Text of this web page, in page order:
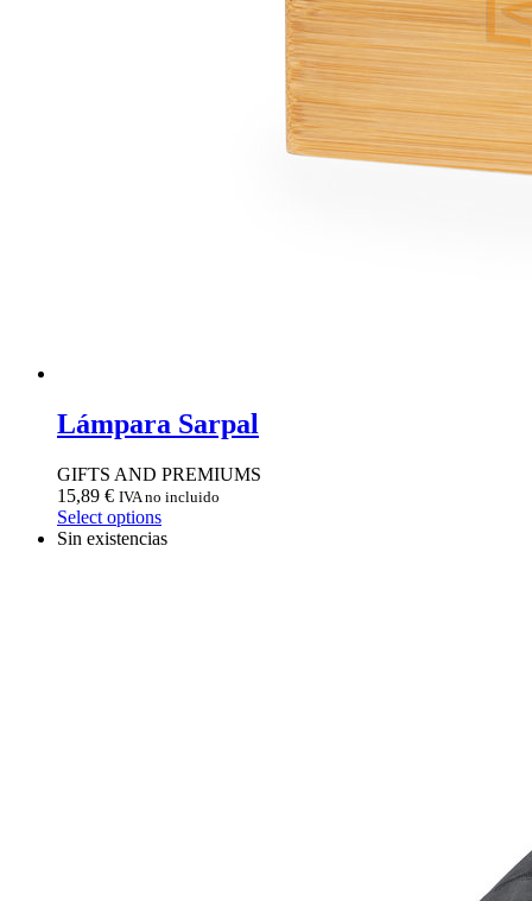
Lámpara Sarpal
GIFTS AND PREMIUMS
15,89 € IVA no incluido
Select options
Sin existencias